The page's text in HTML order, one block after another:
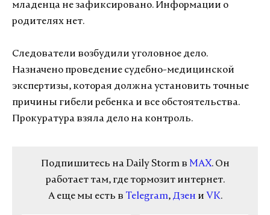
младенца не зафиксировано. Информации о
родителях нет.
Следователи возбудили уголовное дело.
Назначено проведение судебно-медицинской
экспертизы, которая должна установить точные
причины гибели ребенка и все обстоятельства.
Прокуратура взяла дело на контроль.
Подпишитесь на Daily Storm в MAX. Он
работает там, где тормозит интернет.
А еще мы есть в Telegram, Дзен и VK.